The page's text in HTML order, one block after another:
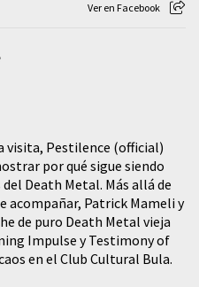
Ver en Facebook
visita, Pestilence (official)
por qué sigue siendo
Death Metal. Más allá de
acompañar, Patrick Mameli y
de puro Death Metal vieja
Impulse y Testimony of
en el Club Cultural Bula.